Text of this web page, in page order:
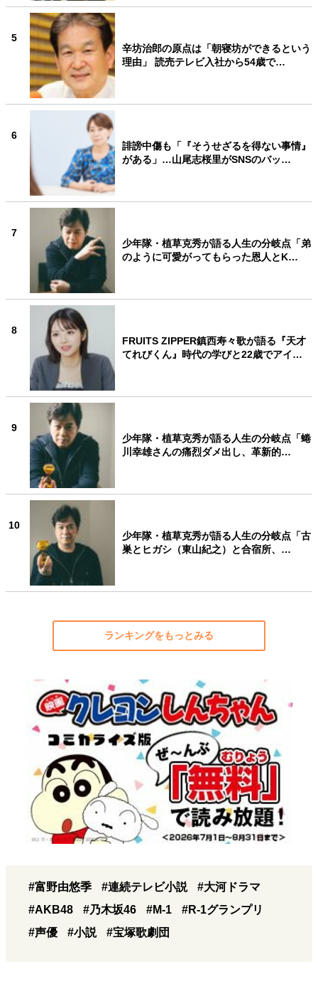
5
辛坊治郎の原点は「朝寝坊ができるという
理由」 読売テレビ入社から54歳で…
6
誹謗中傷も「『そうせざるを得ない事情』
がある」…山尾志桜里がSNSのバッ…
7
少年隊・植草克秀が語る人生の分岐点「弟
のように可愛がってもらった恩人とK…
8
FRUITS ZIPPER鎮西寿々歌が語る『天才
てれびくん』時代の学びと22歳でアイ…
9
少年隊・植草克秀が語る人生の分岐点「蜷
川幸雄さんの痛烈ダメ出し、革新的…
10
少年隊・植草克秀が語る人生の分岐点「古
巣とヒガシ（東山紀之）と合宿所、…
ランキングをもっとみる
#富野由悠季 #連続テレビ小説
#大河ドラマ
#AKB48
#乃木坂46 #M-1
#R-1グランプリ
#声優
#小説 #宝塚歌劇団